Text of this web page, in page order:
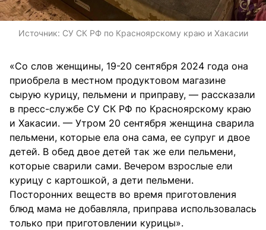
Источник: СУ СК РФ по Красноярскому краю и Хакасии
«Со слов женщины, 19-20 сентября 2024 года она
приобрела в местном продуктовом магазине
сырую курицу, пельмени и приправу, — рассказали
в пресс-службе СУ СК РФ по Красноярскому краю
и Хакасии. — Утром 20 сентября женщина сварила
пельмени, которые ела она сама, ее супруг и двое
детей. В обед двое детей так же ели пельмени,
которые сварили сами. Вечером взрослые ели
курицу с картошкой, а дети пельмени.
Посторонних веществ во время приготовления
блюд мама не добавляла, приправа использовалась
только при приготовлении курицы».